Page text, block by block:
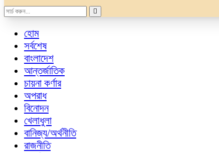
হোম
সর্বশেষ
বাংলাদেশ
আন্তর্জাতিক
চায়না কর্ণার
অপরাধ
বিনোদন
খেলাধুলা
বানিজ্য/অর্থনীতি
রাজনীতি